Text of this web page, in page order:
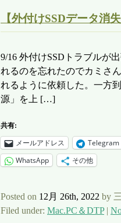
【外付けSSDデータ消
9/16 外付けSSDトラブルが
れるのを忘れたのでカミさ
れるように依頼した。一方
源」を上 […]
共有:
メールアドレス Telegram
WhatsApp
その他
Posted on 12月 26th, 2022 by
Filed under: Mac.PC＆DTP|